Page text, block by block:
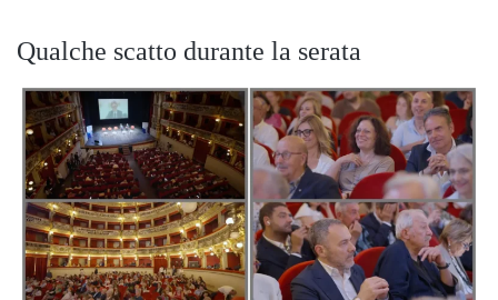
Qualche scatto durante la serata